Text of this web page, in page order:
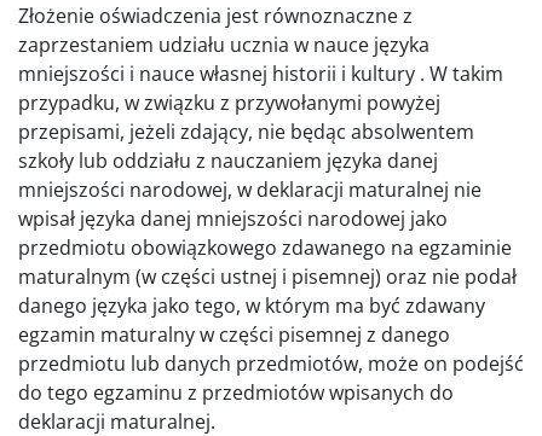
Złożenie oświadczenia jest równoznaczne z
zaprzestaniem udziału ucznia w nauce języka
mniejszości i nauce własnej historii i kultury . W takim
przypadku, w związku z przywołanymi powyżej
przepisami, jeżeli zdający, nie będąc absolwentem
szkoły lub oddziału z nauczaniem języka danej
mniejszości narodowej, w deklaracji maturalnej nie
wpisał języka danej mniejszości narodowej jako
przedmiotu obowiązkowego zdawanego na egzaminie
maturalnym (w części ustnej i pisemnej) oraz nie podał
danego języka jako tego, w którym ma być zdawany
egzamin maturalny w części pisemnej z danego
przedmiotu lub danych przedmiotów, może on podejść
do tego egzaminu z przedmiotów wpisanych do
deklaracji maturalnej.